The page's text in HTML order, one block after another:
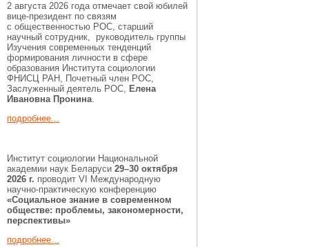
2 августа 2026 года отмечает свой юбилей
вице-президент по связям
с общественностью РОС, старший
научный сотрудник, руководитель группы
Изучения современных тенденций
формирования личности в сфере
образования Института социологии
ФНИСЦ РАН, Почетный член РОС,
Заслуженный деятель РОС, Елена
Ивановна Пронина.
подробнее...
Институт социологии Национальной
академии наук Беларуси 29–30 октября
2026 г. проводит VI Международную
научно-практическую конференцию
«Социальное знание в современном
обществе: проблемы, закономерности,
перспективы»
подробнее...